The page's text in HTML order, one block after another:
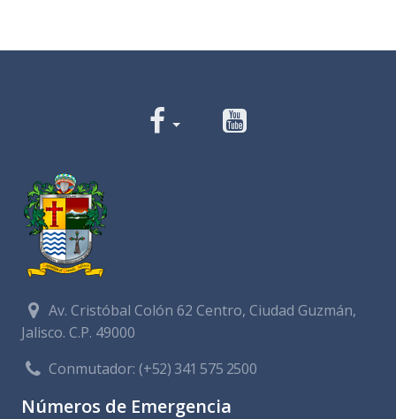
Av. Cristóbal Colón 62 Centro, Ciudad Guzmán,
Jalisco. C.P. 49000
Conmutador:(+52) 341 575 2500
Números de Emergencia